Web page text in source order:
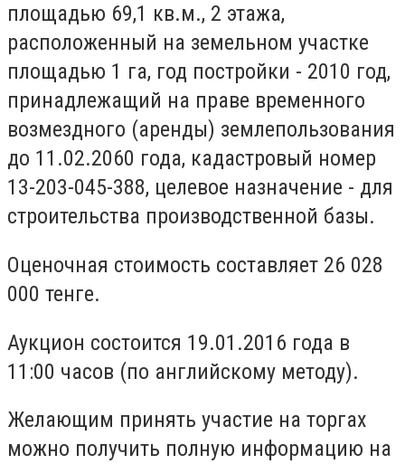
площадью 69,1 кв.м., 2 этажа,
расположенный на земельном участке
площадью 1 га, год постройки - 2010 год,
принадлежащий на праве временного
возмездного (аренды) землепользования
до 11.02.2060 года, кадастровый номер
13-203-045-388, целевое назначение - для
строительства производственной базы.
Оценочная стоимость составляет 26 028
000 тенге.
Аукцион состоится 19.01.2016 года в
11:00 часов (по английскому методу).
Желающим принять участие на торгах
можно получить полную информацию на